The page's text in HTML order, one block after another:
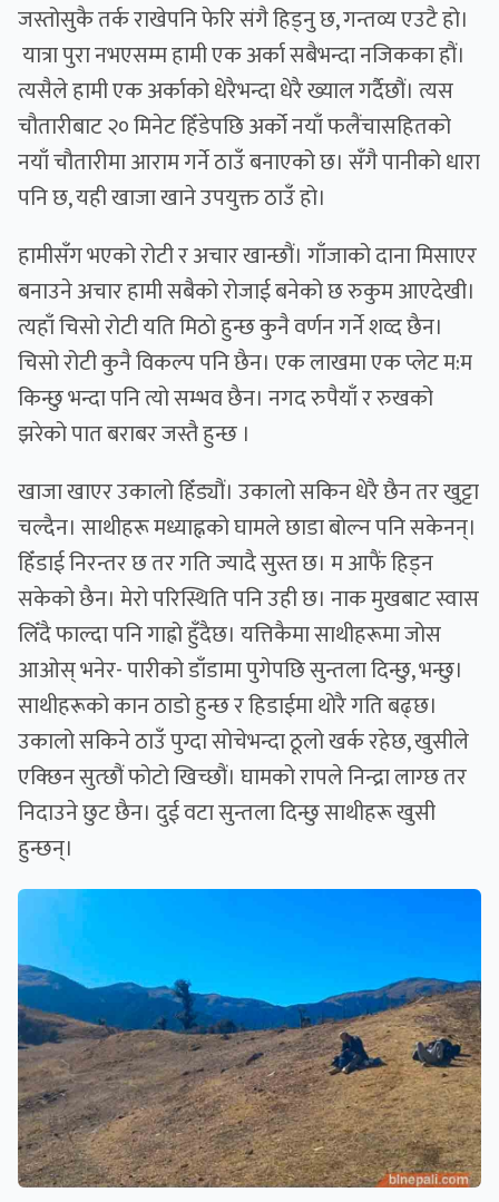
जस्तोसुकै तर्क राखेपनि फेरि संगै हिड्नु छ, गन्तव्य एउटै हो।
यात्रा पुरा नभएसम्म हामी एक अर्का सबैभन्दा नजिकका हौं।
त्यसैले हामी एक अर्काको धेरैभन्दा धेरै ख्याल गर्दैछौं। त्यस
चौतारीबाट २० मिनेट हिँडेपछि अर्को नयाँ फलैंचासहितको
नयाँ चौतारीमा आराम गर्ने ठाउँ बनाएको छ। सँगै पानीको धारा
पनि छ, यही खाजा खाने उपयुक्त ठाउँ हो।
हामीसँग भएको रोटी र अचार खान्छौं। गाँजाको दाना मिसाएर
बनाउने अचार हामी सबैको रोजाई बनेको छ रुकुम आएदेखी।
त्यहाँ चिसो रोटी यति मिठो हुन्छ कुनै वर्णन गर्ने शव्द छैन।
चिसो रोटी कुनै विकल्प पनि छैन। एक लाखमा एक प्लेट म:म
किन्छु भन्दा पनि त्यो सम्भव छैन। नगद रुपैयाँ र रुखको
झरेको पात बराबर जस्तै हुन्छ ।
खाजा खाएर उकालो हिँड्यौं। उकालो सकिन धेरै छैन तर खुट्टा
चल्दैन। साथीहरू मध्याह्नको घामले छाडा बोल्न पनि सकेनन्।
हिँडाई निरन्तर छ तर गति ज्यादै सुस्त छ। म आफैं हिड्न
सकेको छैन। मेरो परिस्थिति पनि उही छ। नाक मुखबाट स्वास
लिँदै फाल्दा पनि गाह्रो हुँदैछ। यत्तिकैमा साथीहरूमा जोस
आओस् भनेर- पारीको डाँडामा पुगेपछि सुन्तला दिन्छु, भन्छु।
साथीहरूको कान ठाडो हुन्छ र हिडाईमा थोरै गति बढ्छ।
उकालो सकिने ठाउँ पुग्दा सोचेभन्दा ठूलो खर्क रहेछ, खुसीले
एक्छिन सुत्छौं फोटो खिच्छौं। घामको रापले निन्द्रा लाग्छ तर
निदाउने छुट छैन। दुई वटा सुन्तला दिन्छु साथीहरू खुसी
हुन्छन्।